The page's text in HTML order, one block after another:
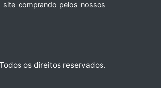
site comprando pelos nossos
os direitos reservados.